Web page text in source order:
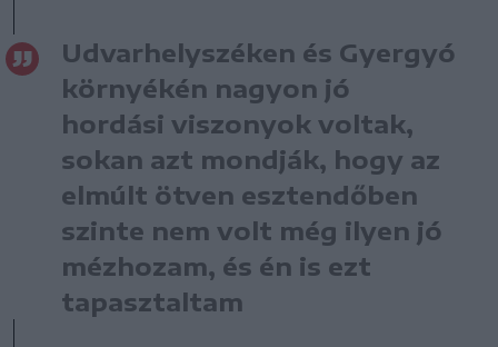
Udvarhelyszéken és Gyergyó
környékén nagyon jó
hordási viszonyok voltak,
sokan azt mondják, hogy az
elmúlt ötven esztendőben
szinte nem volt még ilyen jó
mézhozam, és én is ezt
tapasztaltam